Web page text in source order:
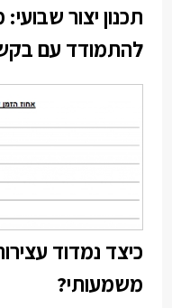
תכנון יצור
להתמודד עם
כיצד נמדוד
משמעותי?